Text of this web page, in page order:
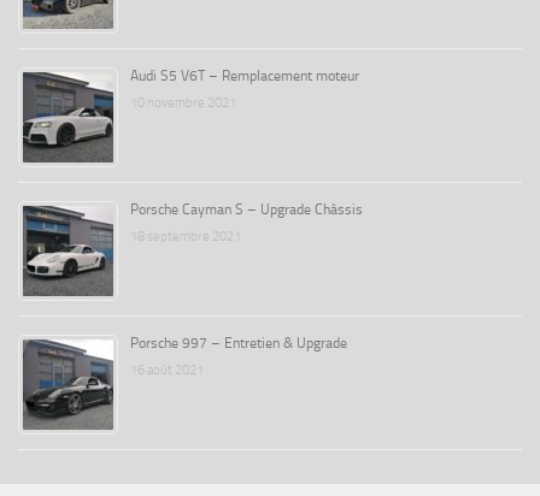
Audi S5 V6T – Remplacement moteur
10 novembre 2021
Porsche Cayman S – Upgrade Châssis
18 septembre 2021
Porsche 997 – Entretien & Upgrade
16 août 2021